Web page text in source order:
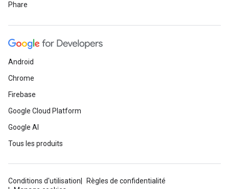
Phare
Android
Chrome
Firebase
Google Cloud Platform
Google AI
Tous les produits
Conditions d'utilisation
Règles de confidentialité